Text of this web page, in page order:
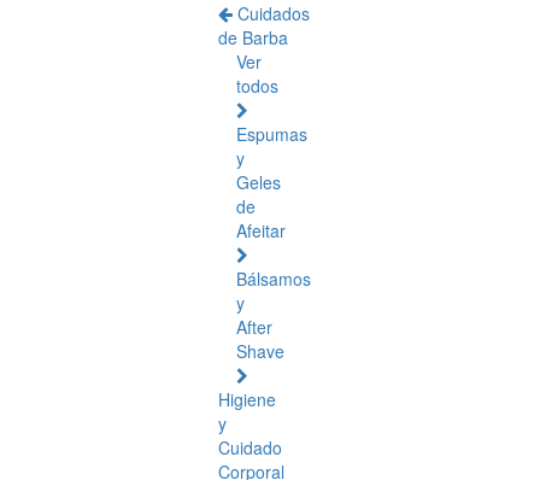
Cuidados
de Barba
Ver
todos
Espumas
y
Geles
de
Afeitar
Bálsamos
y
After
Shave
Higiene
y
Cuidado
Corporal